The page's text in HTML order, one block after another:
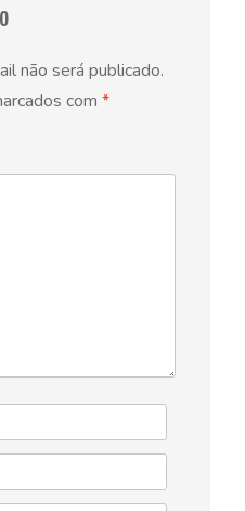
não será publicado.
com *